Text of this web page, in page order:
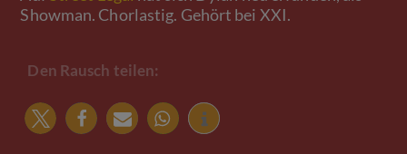
Showman. Chorlastig. Gehört bei XXI.
Den Rausch teilen: